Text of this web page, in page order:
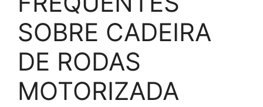
SOBRE CADEIRA
DE RODAS
MOTORIZADA